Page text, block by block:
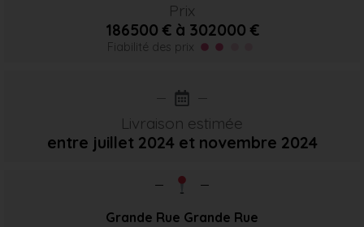
Prix
186500 € à 302000 €
Fiabilité des prix
Livraison estimée
entre juillet 2024 et novembre 2024
Grande Rue Grande Rue